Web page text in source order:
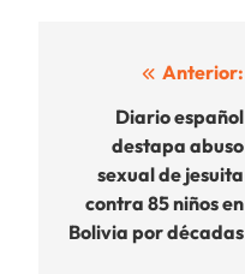
Navegación
entradas
Anterior:
Diario español
destapa abuso
sexual de jesuita
contra 85 niños en
Bolivia por décadas